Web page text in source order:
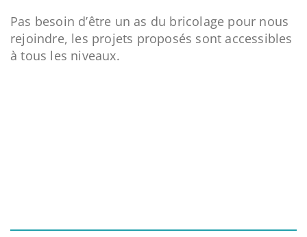
Pas besoin d’être un as du bricolage pour nous
rejoindre, les projets proposés sont accessibles
à tous les niveaux.